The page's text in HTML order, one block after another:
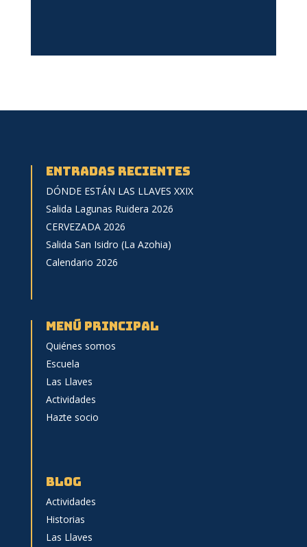
Entradas recientes
DÓNDE ESTÁN LAS LLAVES XXIX
Salida Lagunas Ruidera 2026
CERVEZADA 2026
Salida San Isidro (La Azohia)
Calendario 2026
menú principal
Quiénes somos
Escuela
Las Llaves
Actividades
Hazte socio
BLOG
Actividades
Historias
Las Llaves